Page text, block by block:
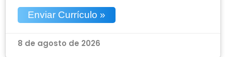
Enviar Currículo »
8 de agosto de 2026